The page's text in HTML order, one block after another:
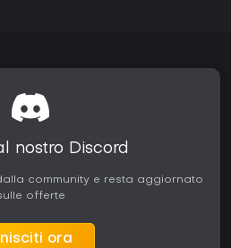
nostro Discord
community e resta aggiornato
offerte
ora